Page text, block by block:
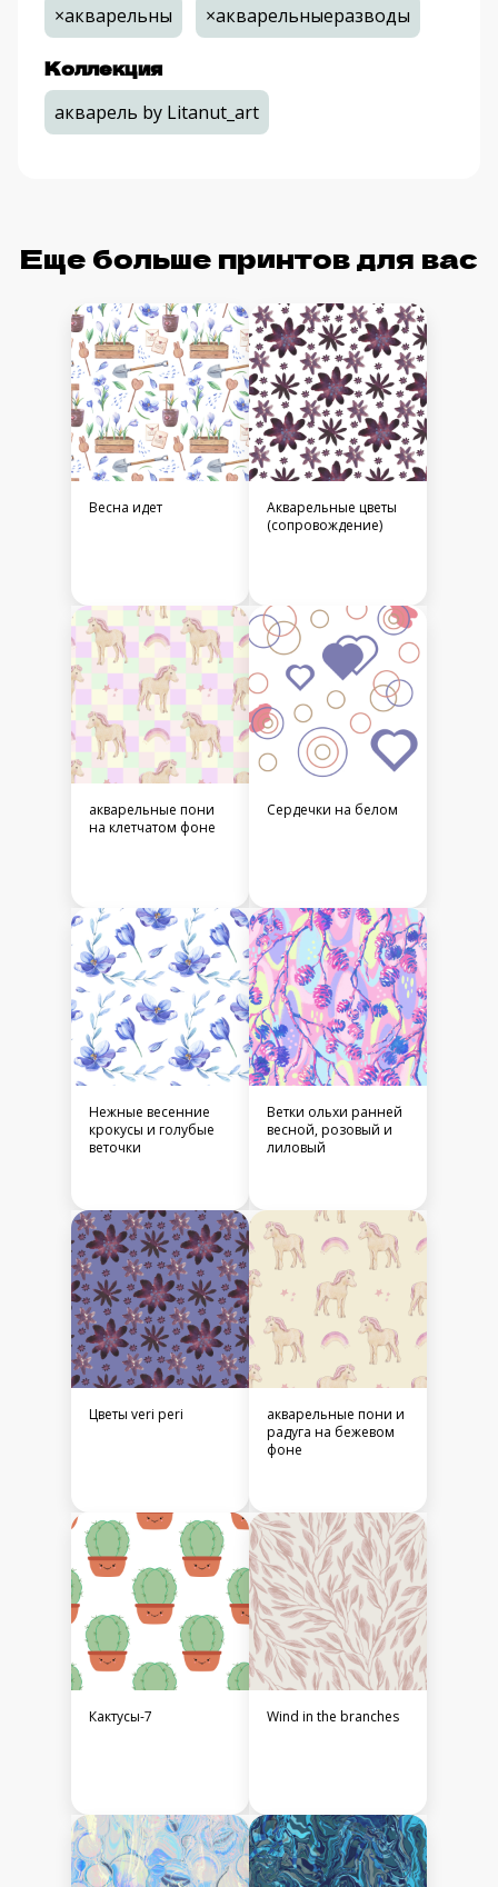
×акварельны ×акварельныеразводы
Коллекция
акварель by Litanut_art
Еще больше принтов для вас
Весна идет
Акварельные цветы
(сопровождение)
акварельные пони
на клетчатом фоне
Сердечки на белом
Нежные весенние
крокусы и голубые
веточки
Ветки ольхи ранней
весной, розовый и
лиловый
Цветы veri peri
акварельные пони и
радуга на бежевом
фоне
Кактусы-7 Wind in the branches